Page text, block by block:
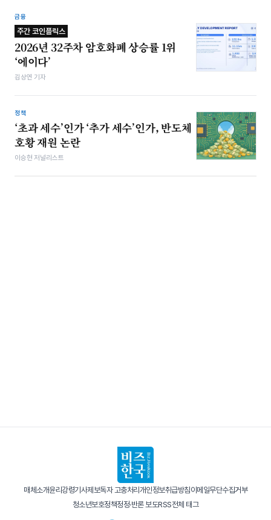
금융
주간 코인플릭스
2026년 32주차 암호화폐 상승률 1위
‘에이다’
김상연 기자
정책
‘초과 세수’인가 ‘추가 세수’인가, 반도체
호황 재원 논란
이승현 저널리스트
매체소개윤리강령기사제보독자 고충처리 개인정보취급방침이메일무단수집거부
청소년보호정책정정·반론 보도RSS전체 태그